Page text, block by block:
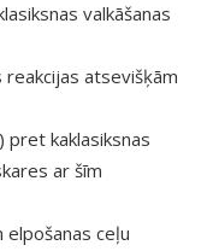
valkāšanas
atsevišķām
pret kaklasiksnas
ar šīm
elpošanas ceļu